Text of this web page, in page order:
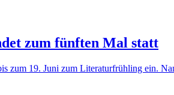
zum fünften Mal statt
zum 19. Juni zum Literaturfrühling ein.